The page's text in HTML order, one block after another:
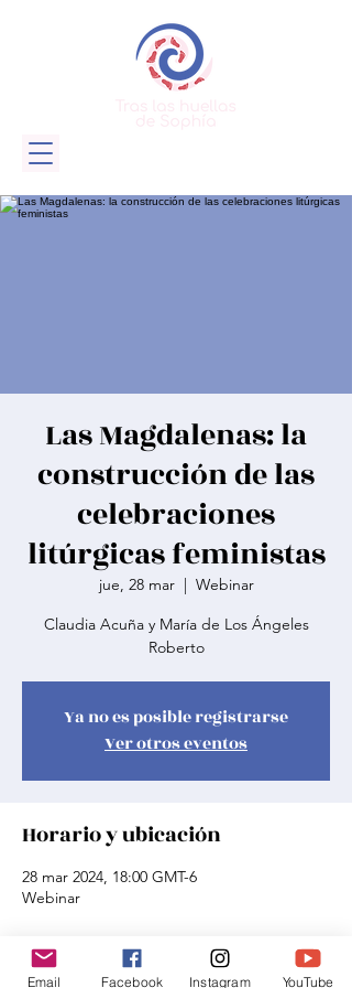
Las Magdalenas: la
construcción de las
celebraciones
litúrgicas feministas
jue, 28 mar
  |
Webinar
Claudia Acuña y María de Los Ángeles
Roberto
Ya no es posible registrarse
Ver otros eventos
Horario y ubicación
28 mar 2024, 18:00 GMT-6
Webinar
Compartir este evento
Email Facebook Instagram YouTube